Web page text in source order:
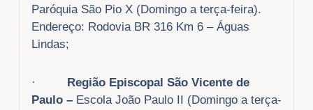
Paróquia São Pio X (Domingo a terça-feira).
Endereço: Rodovia BR 316 Km 6 – Águas
Lindas;
· Região Episcopal São Vicente de
Paulo – Escola João Paulo II (Domingo a terça-